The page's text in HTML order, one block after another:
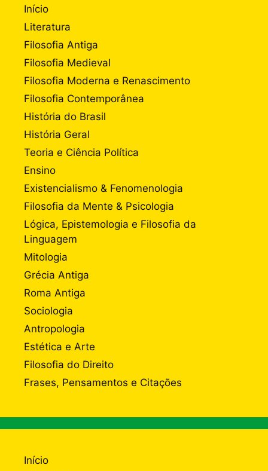
Início
Literatura
Filosofia Antiga
Filosofia Medieval
Filosofia Moderna e Renascimento
Filosofia Contemporânea
História do Brasil
História Geral
Teoria e Ciência Política
Ensino
Existencialismo & Fenomenologia
Filosofia da Mente & Psicologia
Lógica, Epistemologia e Filosofia da
Linguagem
Mitologia
Grécia Antiga
Roma Antiga
Sociologia
Antropologia
Estética e Arte
Filosofia do Direito
Frases, Pensamentos e Citações
Início